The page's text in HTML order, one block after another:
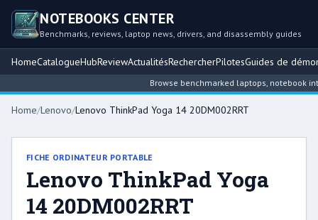
NOTEBOOKS CENTER
Benchmarks, reviews, laptop news, drivers, and disassembly guides
HomeCatalogueHubReviewActualitésRechercherPilotesGuides de
Browse benchmarked laptops, notebook
Home/Lenovo/Lenovo ThinkPad Yoga 14 20DM002RRT
FICHE ORDINATEUR PORTABLE
Lenovo ThinkPad Yoga
14 20DM002RRT